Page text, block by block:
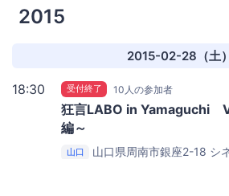
2015
2015-02-28（土）
18:30 受付終了 10人の参加者
狂言LABO in Yamaguchi
編～
山口 山口県周南市銀座2-18 シ